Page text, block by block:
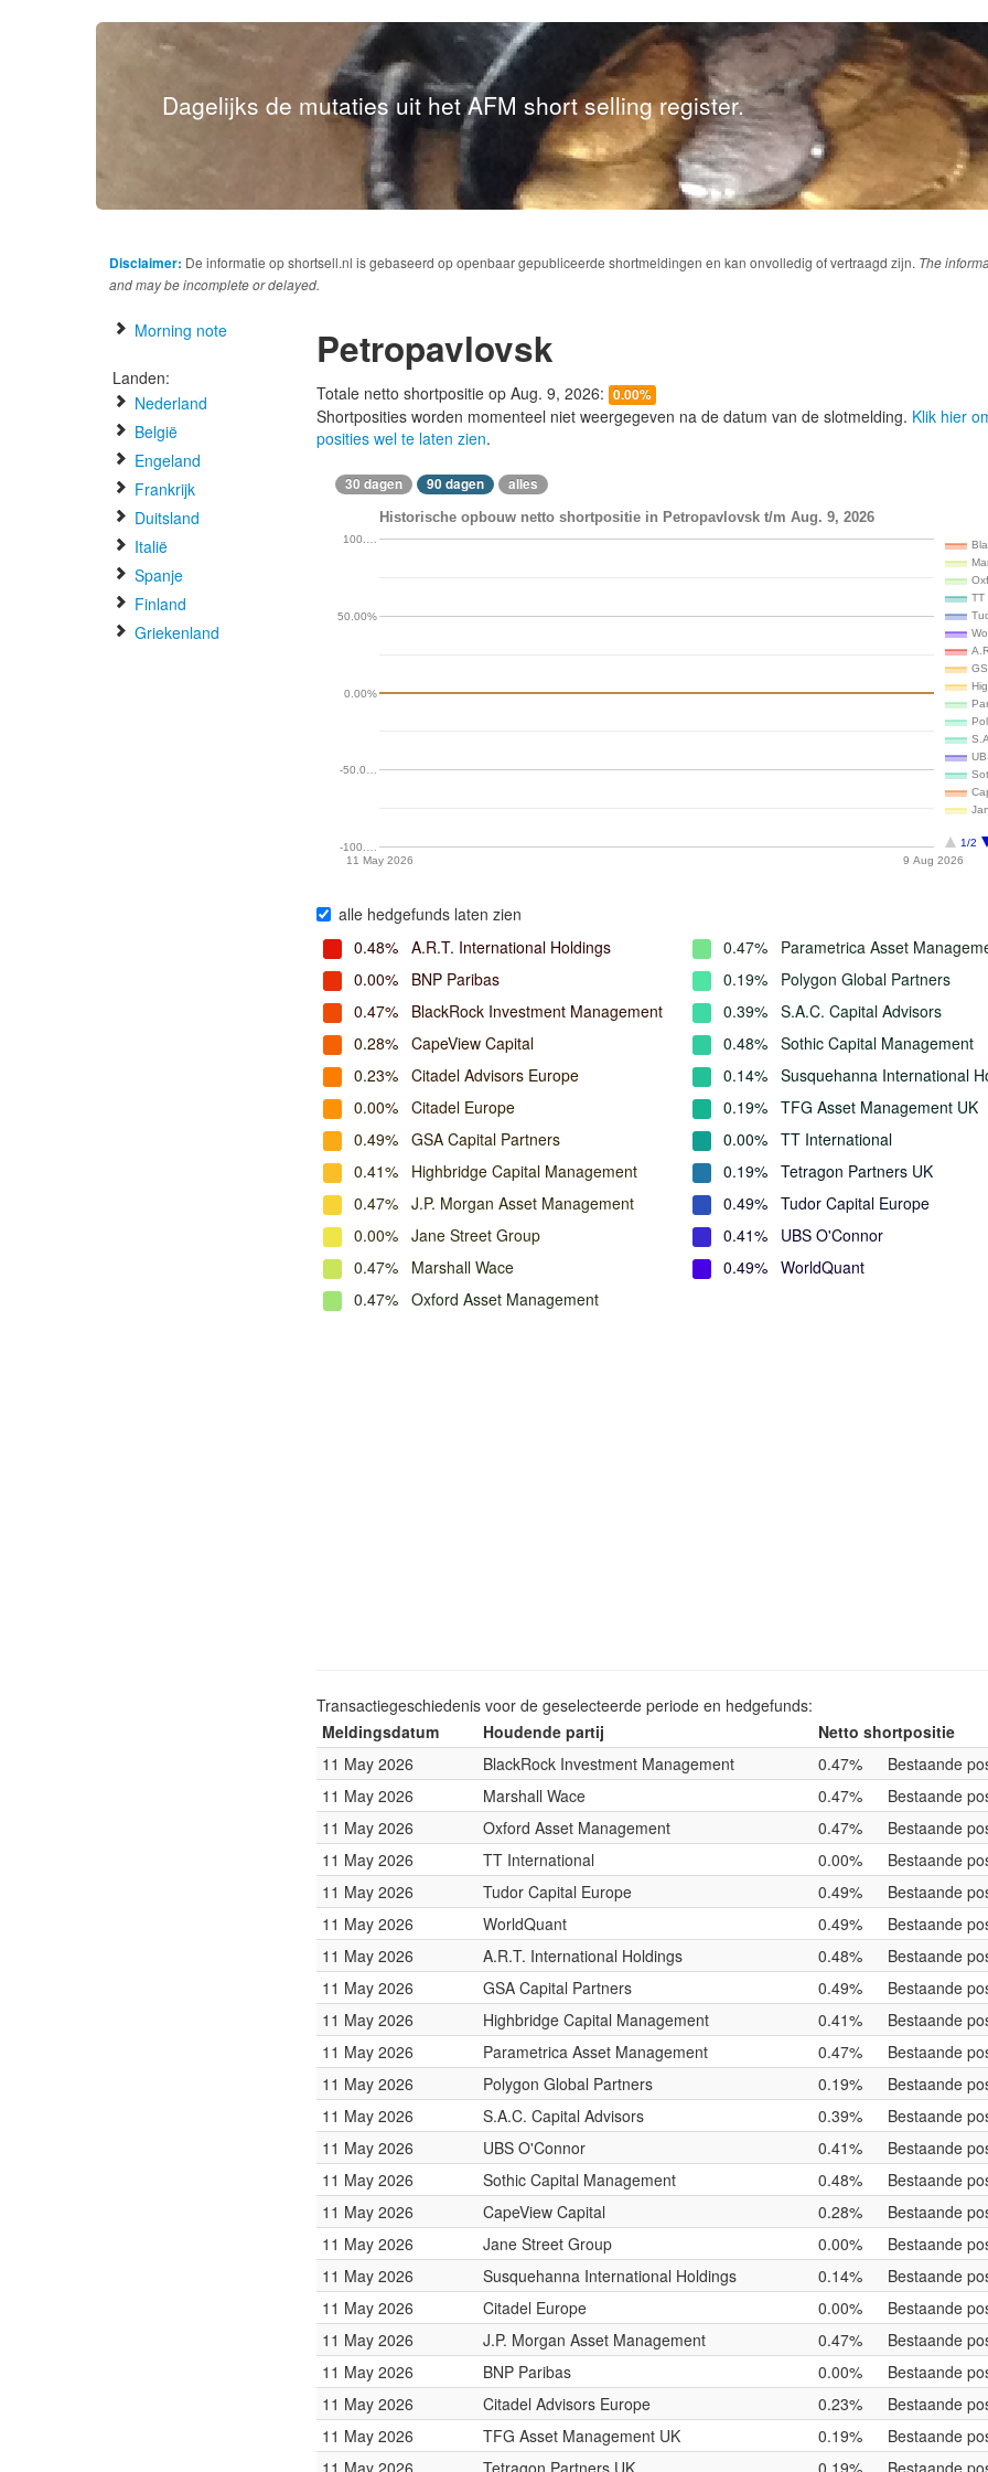
Dagelijks de mutaties uit het AFM short selling register.
Disclaimer: De informatie op shortsell.nl is gebaseerd op openbaar gepubliceerde shortmeldingen en kan onvolledig of vertraagd zijn. The
and may be incomplete or delayed.
Morning note
Landen:
Nederland
België
Engeland
Frankrijk
Duitsland
Italië
Spanje
Finland
Griekenland
Petropavlovsk
Totale netto shortpositie op Aug. 9, 2026: 0.00%
Shortposities worden momenteel niet weergegeven na de datum van de slotmelding. Klik hier
posities wel te laten zien.
30 dagen 90 dagen alles
Historische opbouw netto shortpositie in Petropavlovsk t/m Aug. 9, 2026
TT
1/2
11 May 2026
9 Aug 2026
-100.…
-50.0…
0.00%
50.00%
100.…
alle hedgefunds laten zien
0.48% A.R.T. International Holdings
0.00%
BNP Paribas
0.47%
BlackRock Investment Management
0.28% CapeView Capital
0.23% Citadel Advisors Europe
0.00% Citadel Europe
0.49% GSA Capital Partners
0.41%
Highbridge Capital Management
0.47% J.P. Morgan Asset Management
0.00% Jane Street Group
0.47%
Marshall Wace
0.47% Oxford Asset Management
0.47%
Parametrica Asset
0.19%
Polygon Global Partners
0.39% S.A.C. Capital Advisors
0.48% Sothic Capital Management
0.14% Susquehanna International
0.19% TFG Asset Management UK
0.00% TT International
0.19% Tetragon Partners UK
0.49% Tudor Capital Europe
0.41%
UBS O'Connor
0.49% WorldQuant
Transactiegeschiedenis voor de geselecteerde periode en hedgefunds:
Meldingsdatum
Houdende partij
Netto shortpositie
11 May 2026
BlackRock Investment Management 0.47%
Bestaande
11 May 2026
Marshall Wace 0.47%
Bestaande
11 May 2026
Oxford Asset Management 0.47%
Bestaande
11 May 2026
TT International 0.00%
Bestaande
11 May 2026
Tudor Capital Europe 0.49%
Bestaande
11 May 2026
WorldQuant 0.49%
Bestaande
11 May 2026
A.R.T. International Holdings 0.48%
Bestaande
11 May 2026
GSA Capital Partners 0.49%
Bestaande
11 May 2026
Highbridge Capital Management 0.41%
Bestaande
11 May 2026
Parametrica Asset Management 0.47%
Bestaande
11 May 2026
Polygon Global Partners 0.19%
Bestaande
11 May 2026
S.A.C. Capital Advisors 0.39%
Bestaande
11 May 2026
UBS O'Connor 0.41%
Bestaande
11 May 2026
Sothic Capital Management 0.48%
Bestaande
11 May 2026
CapeView Capital 0.28%
Bestaande
11 May 2026
Jane Street Group 0.00%
Bestaande
11 May 2026
Susquehanna International Holdings 0.14%
Bestaande
11 May 2026
Citadel Europe 0.00%
Bestaande
11 May 2026
J.P. Morgan Asset Management 0.47%
Bestaande
11 May 2026
BNP Paribas 0.00%
Bestaande
11 May 2026
Citadel Advisors Europe 0.23%
Bestaande
11 May 2026
TFG Asset Management UK 0.19%
Bestaande
11 May 2026
Tetragon Partners UK 0.19% Bestaande